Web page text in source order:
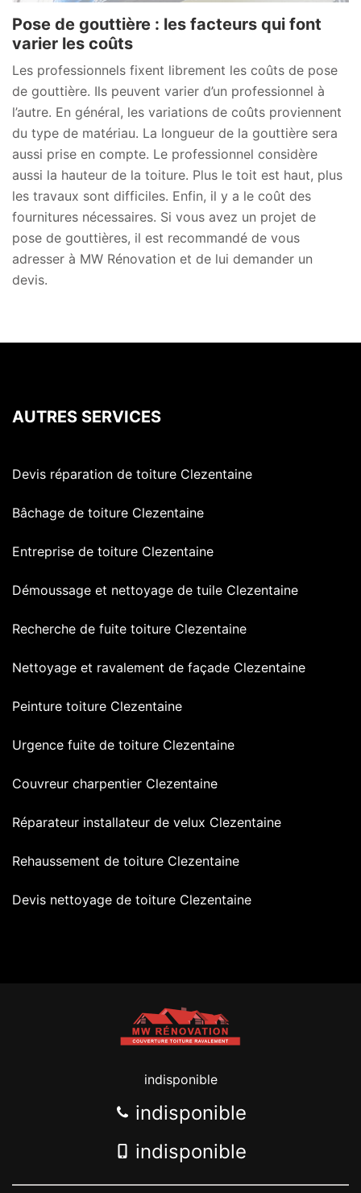
Pose de gouttière : les facteurs qui font
varier les coûts
Les professionnels fixent librement les coûts de pose
de gouttière. Ils peuvent varier d’un professionnel à
l’autre. En général, les variations de coûts proviennent
du type de matériau. La longueur de la gouttière sera
aussi prise en compte. Le professionnel considère
aussi la hauteur de la toiture. Plus le toit est haut, plus
les travaux sont difficiles. Enfin, il y a le coût des
fournitures nécessaires. Si vous avez un projet de
pose de gouttières, il est recommandé de vous
adresser à MW Rénovation et de lui demander un
devis.
AUTRES SERVICES
Devis réparation de toiture Clezentaine
Bâchage de toiture Clezentaine
Entreprise de toiture Clezentaine
Démoussage et nettoyage de tuile Clezentaine
Recherche de fuite toiture Clezentaine
Nettoyage et ravalement de façade Clezentaine
Peinture toiture Clezentaine
Urgence fuite de toiture Clezentaine
Couvreur charpentier Clezentaine
Réparateur installateur de velux Clezentaine
Rehaussement de toiture Clezentaine
Devis nettoyage de toiture Clezentaine
indisponible
indisponible
indisponible